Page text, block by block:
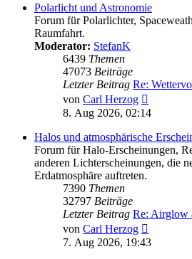
Polarlicht und Astronomie
Forum für Polarlichter,
Raumfahrt.
Moderator: StefanK
6439 Themen
47073 Beiträge
Letzter Beitrag Re:
von Carl Herzog
Beitrag
8. Aug 2026, 02:14
Halos und atmosphärische
Forum für Halo-Erscheinungen,
anderen Lichterscheinungen, die
Erdatmosphäre auftreten.
7390 Themen
32797 Beiträge
Letzter Beitrag Re: Airglow
von Carl Herzog
Beitrag
7. Aug 2026, 19:43